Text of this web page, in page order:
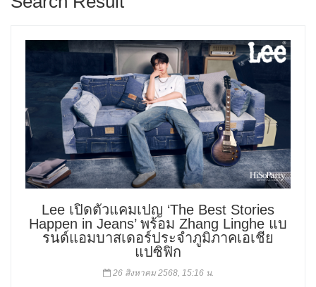
Lee เปิดตัวแคมเปญ ‘The Best Stories
Happen in Jeans’ พร้อม Zhang Linghe แบ
รนด์แอมบาสเดอร์ประจำภูมิภาคเอเชีย
แปซิฟิก
26 สิงหาคม 2568, 15:16 น.